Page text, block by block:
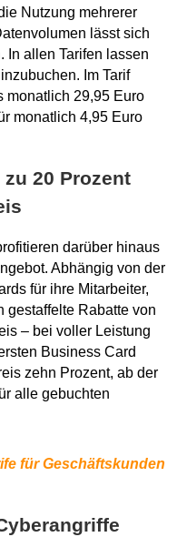
Nutzung mehrerer
lässt sich
In allen Tarifen lassen
Im Tarif
monatlich 29,95 Euro
monatlich 4,95 Euro
20 Prozent
darüber hinaus
Abhängig von der
für ihre Mitarbeiter,
gestaffelte Rabatte von
– bei voller Leistung
Business Card
zehn Prozent, ab der
alle gebuchten
für Geschäftskunden